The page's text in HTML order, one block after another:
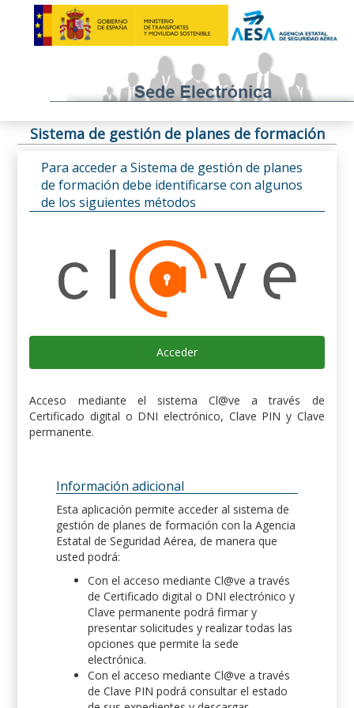
Sistema de gestión de planes de formación
Para acceder a Sistema de gestión de planes
de formación debe identificarse con algunos
de los siguientes métodos
Acceder
Acceso mediante el sistema Cl@ve a través de
Certificado digital o DNI electrónico, Clave PIN y Clave
permanente.
Información adicional
Esta aplicación permite acceder al sistema de
gestión de planes de formación con la Agencia
Estatal de Seguridad Aérea, de manera que
usted podrá:
Con el acceso mediante Cl@ve a través
de Certificado digital o DNI electrónico y
Clave permanente podrá firmar y
presentar solicitudes y realizar todas las
opciones que permite la sede
electrónica.
Con el acceso mediante Cl@ve a través
de Clave PIN podrá consultar el estado